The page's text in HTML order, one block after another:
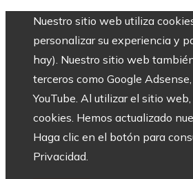
Nuestro sitio web utiliza
personalizar su experiencia y
hay). Nuestro sitio web
terceros como Google
YouTube. Al utilizar el sitio
cookies. Hemos actualizado
Haga clic en el botón para
Privacidad.